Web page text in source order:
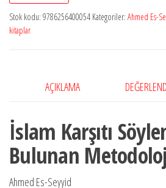
Hatalar
adet
Stok kodu: 9786256400054 Kategoriler: Ahmed Es-
kitaplar
AÇIKLAMA
İslam Karşıtı
Bulunan
Ahmed Es-Seyyid